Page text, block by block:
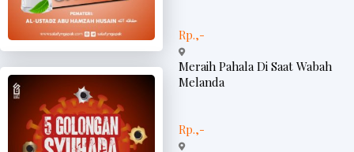
Rp.,-
Meraih Pahala Di Saat Wabah
Melanda
Rp.,-